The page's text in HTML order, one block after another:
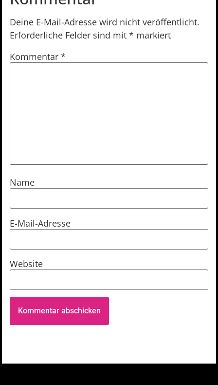
Deine E-Mail-Adresse wird nicht veröffentlicht.
Erforderliche Felder sind mit * markiert
Kommentar *
Name
E-Mail-Adresse
Website